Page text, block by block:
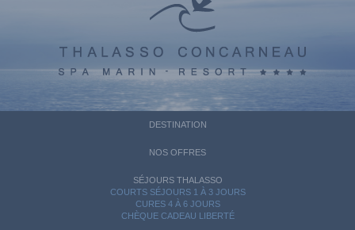
DESTINATION
NOS OFFRES
SÉJOURS THALASSO
COURTS SÉJOURS 1 À 3 JOURS
CURES 4 À 6 JOURS
CHÈQUE CADEAU LIBERTÉ